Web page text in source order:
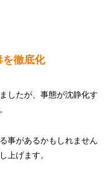
を徹底化
したが、事態が沈静化す
事があるかもしれません
上げます。